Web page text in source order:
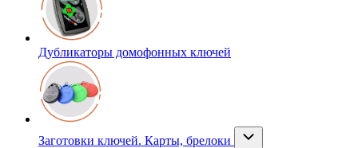
Дубликаторы домофонных ключей
Заготовки ключей. Карты, брелоки